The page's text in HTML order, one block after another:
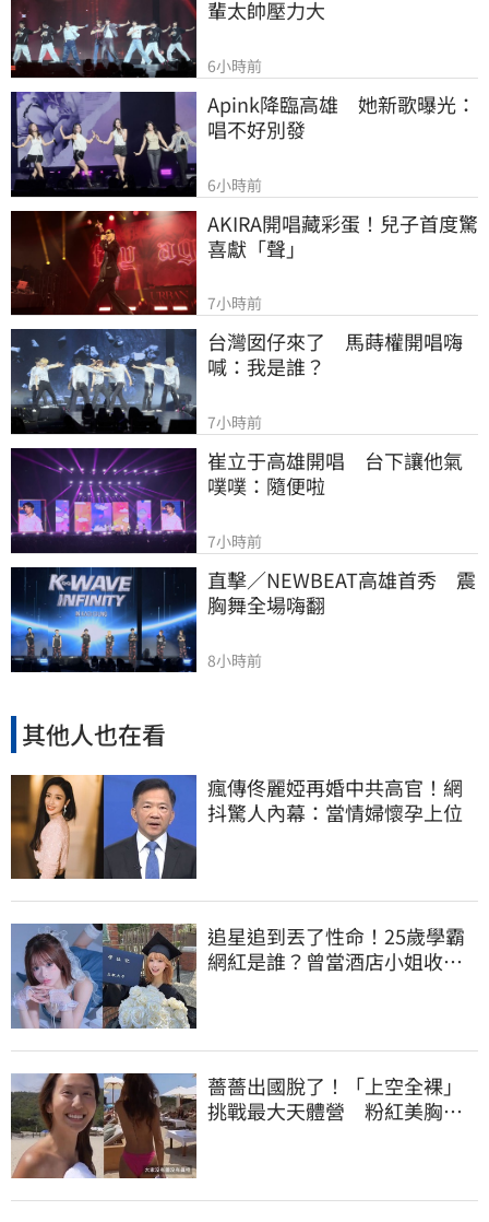
輩太帥壓力大
6小時前
Apink降臨高雄　她新歌曝光：
唱不好別發
6小時前
AKIRA開唱藏彩蛋！兒子首度驚
喜獻「聲」
7小時前
台灣囡仔來了　馬蒔權開唱嗨
喊：我是誰？
7小時前
崔立于高雄開唱　台下讓他氣
噗噗：隨便啦
7小時前
直擊／NEWBEAT高雄首秀　震
胸舞全場嗨翻
8小時前
其他人也在看
瘋傳佟麗婭再婚中共高官！網
抖驚人內幕：當情婦懷孕上位
追星追到丟了性命！25歲學霸
網紅是誰？曾當酒店小姐收入
薔薔出國脫了！「上空全裸」
挑戰最大天體營 粉紅美胸被